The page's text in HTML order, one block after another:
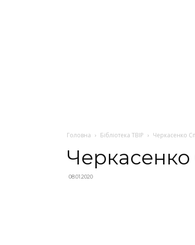
Головна Бібліотека ТВІР Черкасенко
08.01.2020